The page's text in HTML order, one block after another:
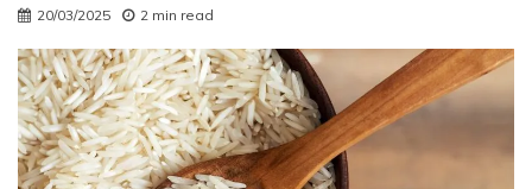
20/03/2025 2 min read